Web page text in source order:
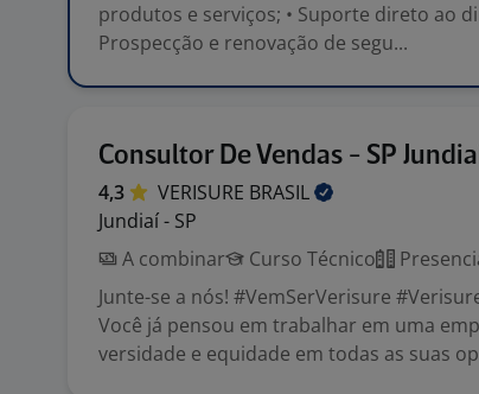
produtos e serviços; • Suporte direto ao
Prospecção e renovação de segu...
Consultor De Vendas - SP
4,3 VERISURE BRASIL
Jundiaí - SP
A combinar
Curso Técnico
Junte-se a nós! #VemSerVerisure
Você já pensou em trabalhar em uma
versidade e equidade em todas as suas